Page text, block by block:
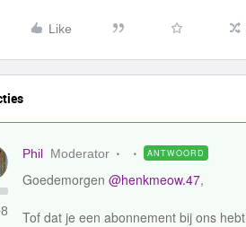
Like
Phil Moderator ANTWOORD
Goedemorgen @henkmeow.47,
Tof dat je een abonnement bij ons